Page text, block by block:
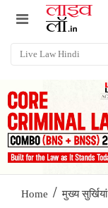
Home / मुख्य सुर्खियां